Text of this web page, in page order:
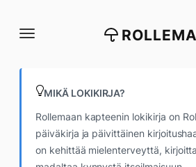
suoraan
MIKÄ LOKIKIRJA?
Rollemaan kapteenin lokikirja on
päiväkirja ja päivittäinen
on kehittää mielenterveyttä,